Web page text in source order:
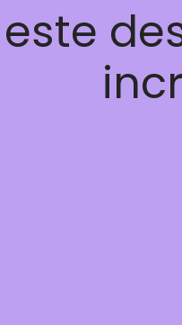
este